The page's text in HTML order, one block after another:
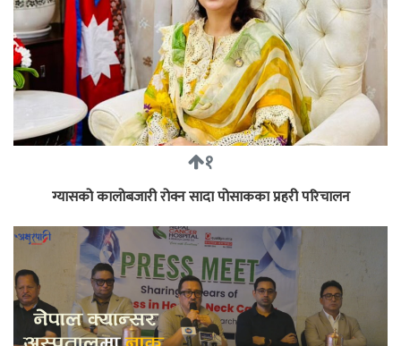
१
ग्यासको कालोबजारी रोक्न सादा पोसाकका प्रहरी परिचालन